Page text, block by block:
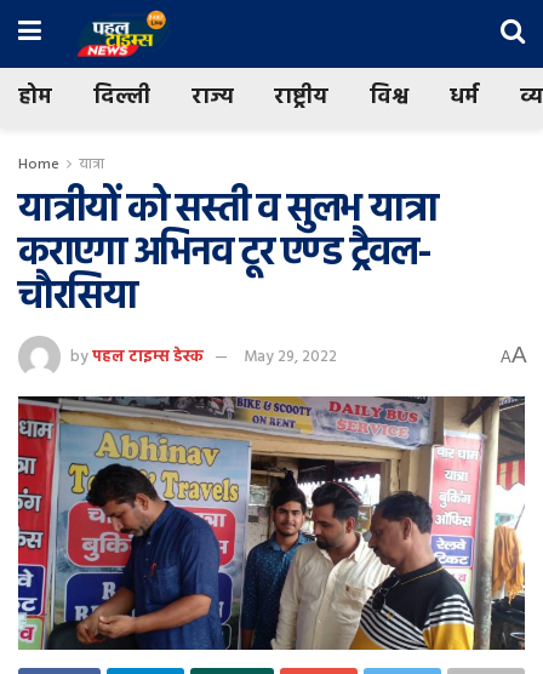
होम दिल्ली राज्य राष्ट्रीय विश्व धर्म
Home यात्रा
यात्रीयों को सस्ती व सुलभ यात्रा
कराएगा अभिनव टूर एण्ड ट्रैवल-
चौरसिया
byपहल टाइम्स डेस्क May 29, 2022 AA